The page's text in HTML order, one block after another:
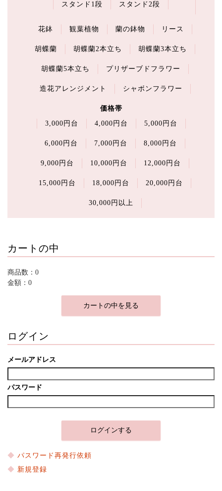
スタンド1段
スタンド2段
花鉢 観葉植物 蘭の鉢物 リース
胡蝶蘭 胡蝶蘭2本立ち 胡蝶蘭3本立ち
胡蝶蘭5本立ち プリザーブドフラワー
造花アレンジメント シャボンフラワー
価格帯
3,000円台
4,000円台 5,000円台
6,000円台 7,000円台 8,000円台
9,000円台 10,000円台 12,000円台
15,000円台 18,000円台 20,000円台
30,000円以上
カートの中
商品数：0
金額：0
カートの中を見る
ログイン
メールアドレス
パスワード
パスワード再発行依頼
新規登録